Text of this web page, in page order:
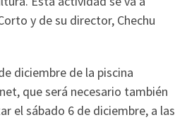
y de su director, Chechu
diciembre de la piscina
que será necesario también
el sábado 6 de diciembre, a las